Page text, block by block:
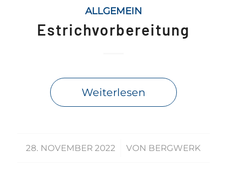
ALLGEMEIN
Estrichvorbereitung
Weiterlesen
28. NOVEMBER 2022
/ VON BERGWERK